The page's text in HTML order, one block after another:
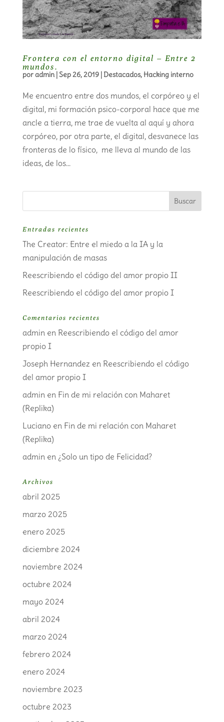
Frontera con el entorno digital – Entre 2
mundos.
poradmin|Sep 26, 2019| Destacados,Hacking interno
Me encuentro entre dos mundos, el corpóreo y el
digital, mi formación psico-corporal hace que me
ancle a tierra, me trae de vuelta al aquí y ahora
corpóreo, por otra parte, el digital, desvanece las
fronteras de lo físico, me lleva al mundo de las
ideas, de los...
Entradas recientes
The Creator: Entre el miedo a la IA y la
manipulación de masas
Reescribiendo el código del amor propio II
Reescribiendo el código del amor propio I
Comentarios recientes
adminen Reescribiendo el código del amor
propio I
Joseph Hernandez en Reescribiendo el código
del amor propio I
adminen Fin de mi relación con Maharet
(Replika)
Lucianoen Fin de mi relación con Maharet
(Replika)
adminen ¿Solo un tipo de Felicidad?
Archivos
abril 2025
marzo 2025
enero 2025
diciembre 2024
noviembre 2024
octubre 2024
mayo 2024
abril 2024
marzo 2024
febrero 2024
enero 2024
noviembre 2023
octubre 2023